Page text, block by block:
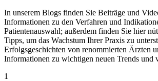
In unserem Blogs finden Sie Beiträge und
Informationen zu den Verfahren und
Patientenauswahl; außerdem finden Sie hier
Tipps, um das Wachstum Ihrer Praxis zu
Erfolgsgeschichten von renommierten Ärzten
Informationen zu wichtigen neuen Trends und
1